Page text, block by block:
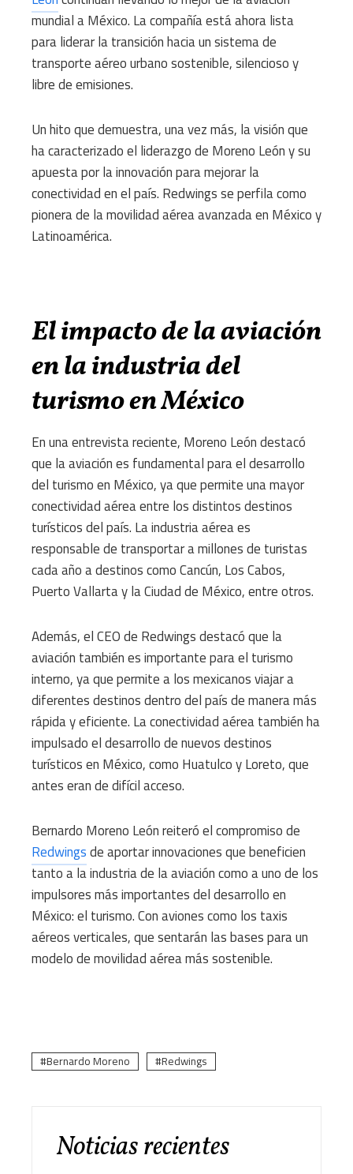
mundial a México. La compañía está ahora lista
para liderar la transición hacia un sistema de
transporte aéreo urbano sostenible, silencioso y
libre de emisiones.
Un hito que demuestra, una vez más, la visión que
ha caracterizado el liderazgo de Moreno León y su
apuesta por la innovación para mejorar la
conectividad en el país. Redwings se perfila como
pionera de la movilidad aérea avanzada en México y
Latinoamérica.
El impacto de la aviación
en la industria del
turismo en México
En una entrevista reciente, Moreno León destacó
que la aviación es fundamental para el desarrollo
del turismo en México, ya que permite una mayor
conectividad aérea entre los distintos destinos
turísticos del país. La industria aérea es
responsable de transportar a millones de turistas
cada año a destinos como Cancún, Los Cabos,
Puerto Vallarta y la Ciudad de México, entre otros.
Además, el CEO de Redwings destacó que la
aviación también es importante para el turismo
interno, ya que permite a los mexicanos viajar a
diferentes destinos dentro del país de manera más
rápida y eficiente. La conectividad aérea también ha
impulsado el desarrollo de nuevos destinos
turísticos en México, como Huatulco y Loreto, que
antes eran de difícil acceso.
Bernardo Moreno León reiteró el compromiso de
Redwingsde aportar innovaciones que beneficien
tanto a la industria de la aviación como a uno de los
impulsores más importantes del desarrollo en
México: el turismo.Con aviones como los taxis
aéreos verticales, que sentarán las bases para un
modelo de movilidad aérea más sostenible.
Bernardo Moreno Redwings
Noticias recientes